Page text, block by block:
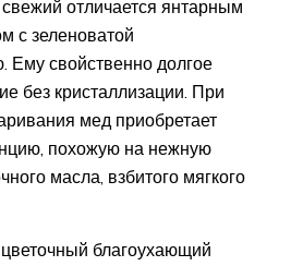
отличается янтарным
с зеленоватой
Ему свойственно долгое
без кристаллизации. При
мед приобретает
похожую на нежную
масла, взбитого мягкого
благоухающий